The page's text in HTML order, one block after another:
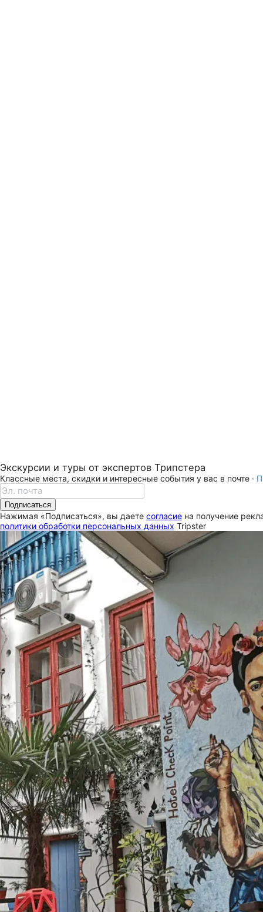
Экскурсии и туры от экспертов Трипстера
Классные места, скидки и интересные события у вас в почте ·
Подписаться
Нажимая «Подписаться», вы даете согласие на получение
политики обработки персональных данных Tripster